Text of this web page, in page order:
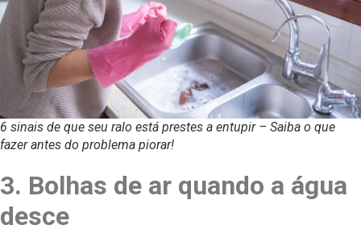
6 sinais de que seu ralo está prestes a entupir – Saiba o que
fazer antes do problema piorar!
3. Bolhas de ar quando a água
desce